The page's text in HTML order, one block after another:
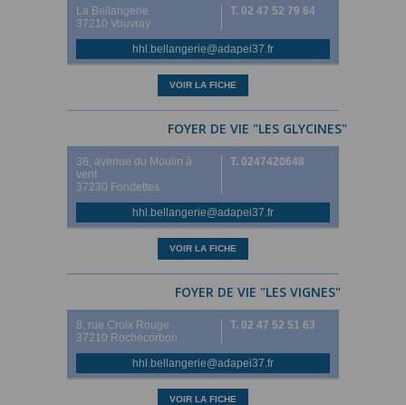
La Bellangerie
37210 Vouvray
T. 02 47 52 79 64
hhl.bellangerie@adapei37.fr
VOIR LA FICHE
FOYER DE VIE "LES GLYCINES"
38, avenue du Moulin à
vent
37230 Fondettes
T. 0247420648
hhl.bellangerie@adapei37.fr
VOIR LA FICHE
FOYER DE VIE "LES VIGNES"
8, rue Croix Rouge
37210 Rochecorbon
T. 02 47 52 51 63
hhl.bellangerie@adapei37.fr
VOIR LA FICHE